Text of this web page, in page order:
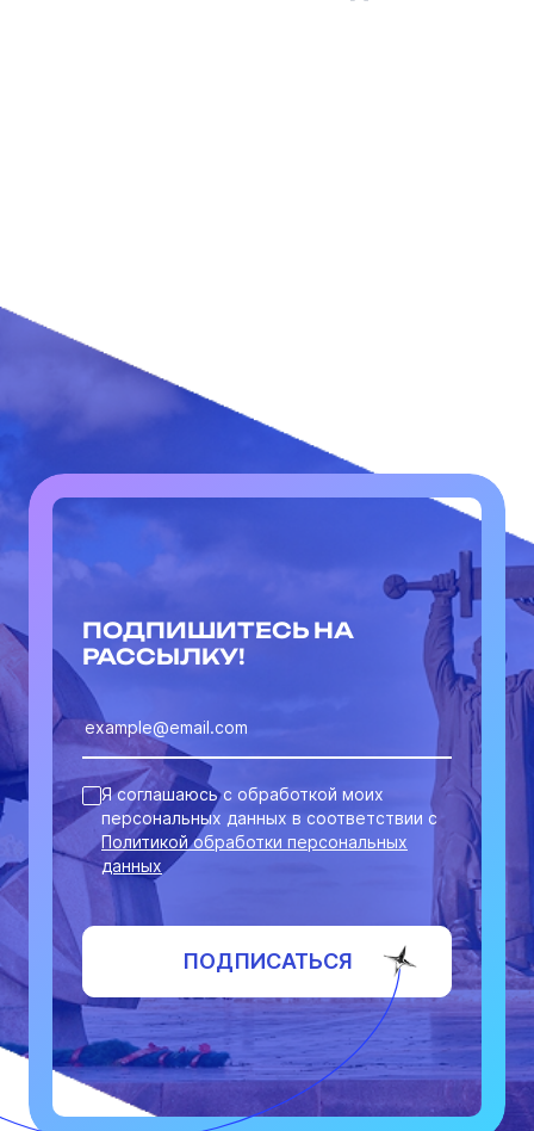
ПОДПИШИТЕСЬ НА
РАССЫЛКУ!
Я соглашаюсь с обработкой моих
персональных данных в соответствии с
Политикой обработки персональных
данных
ПОДПИСАТЬСЯ